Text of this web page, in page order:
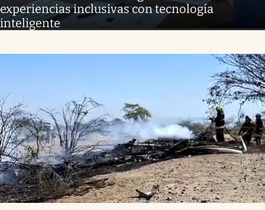
experiencias inclusivas con tecnología
inteligente